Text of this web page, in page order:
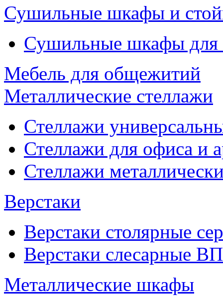
Сушильные шкафы и
Сушильные шкафы
Мебель для общежитий
Металлические стеллажи
Стеллажи
Стеллажи для офиса и
Стеллажи
Верстаки
Верстаки столярные
Верстаки слесарные ВП
Металлические шкафы